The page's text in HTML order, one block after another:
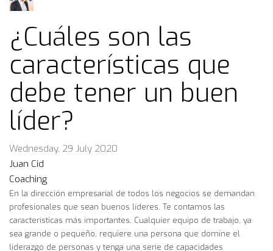
¿Cuáles son las
características que
debe tener un buen
líder?
Wednesday, 29 July 2020
Juan Cid
Coaching
En la dirección empresarial de todos los negocios se demandan
profesionales que sean buenos líderes. Te contamos las
características más importantes. Cualquier equipo de trabajo, ya
sea grande o pequeño, requiere una persona que domine el
liderazgo de personas y tenga una serie de capacidades